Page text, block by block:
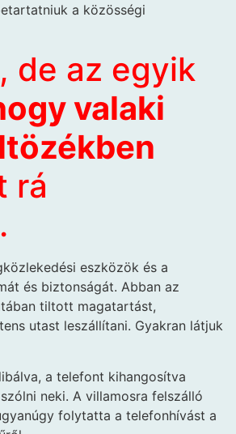
a közösségi
de az egyik
valaki
rá
eszközök és a
és biztonságát. Abban az
tiltott magatartást,
utast leszállítani. Gyakran látjuk
a telefont kihangosítva
neki. A villamosra felszálló
folytatta a telefonhívást a